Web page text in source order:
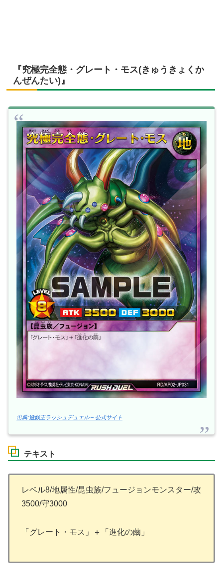
『究極完全態・グレート・モス(きゅうきょくか
んぜんたい)』
出典:遊戯王ラッシュデュエル – 公式サイト
テキスト
レベル8/地属性/昆虫族/フュージョンモンスター/攻
3500/守3000
「グレート・モス」＋「進化の繭」